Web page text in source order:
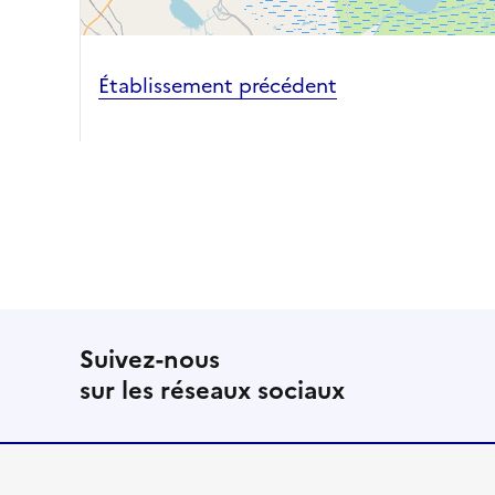
Établissement précédent
Suivez-nous
sur les réseaux sociaux